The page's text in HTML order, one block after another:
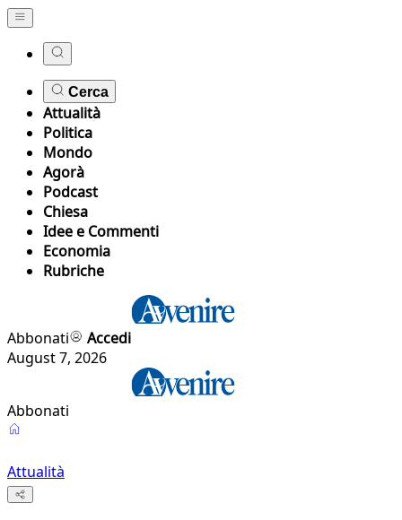
Cerca
Attualità
Politica
Mondo
Agorà
Podcast
Chiesa
Idee e Commenti
Economia
Rubriche
Abbonati
Accedi
August 7, 2026
Abbonati
Attualità